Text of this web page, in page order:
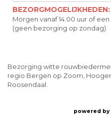
BEZORGMOGELIJKHEDEN:
Morgen vanaf 14.00 uur of
(geen bezorging op zondag)
Bezorging witte
regio Bergen op Zoom,
Roosendaal.
powered by